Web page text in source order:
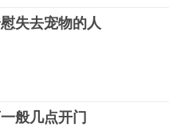
失去宠物的人
般几点开门